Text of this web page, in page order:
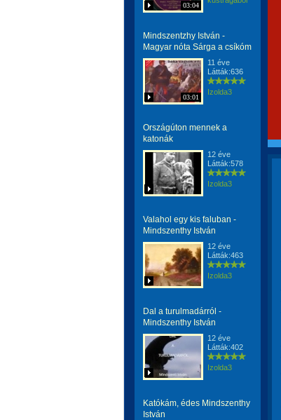
03:04
Mindszentzhy István -
Magyar nóta Sárga a csíkóm
03:01
11 éve
Látták:636
Izolda3
Országúton mennek a
katonák
12 éve
Látták:578
Izolda3
Valahol egy kis faluban -
Mindszenthy István
12 éve
Látták:463
Izolda3
Dal a turulmadárról -
Mindszenthy István
12 éve
Látták:402
Izolda3
Katókám, édes Mindszenthy
István